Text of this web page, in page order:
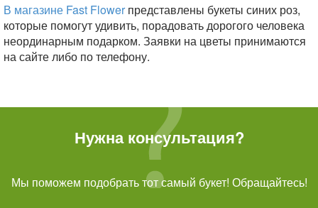
В магазине Fast Flower представлены букеты синих роз,
которые помогут удивить, порадовать дорогого человека
неординарным подарком. Заявки на цветы принимаются
на сайте либо по телефону.
Нужна консультация?
Мы поможем подобрать тот самый букет! Обращайтесь!